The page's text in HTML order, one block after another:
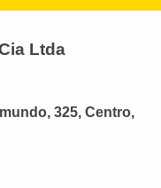
Ltda
325, Centro,